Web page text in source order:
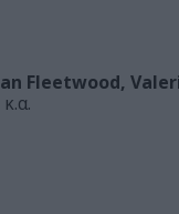
Fleetwood,
κ.α.